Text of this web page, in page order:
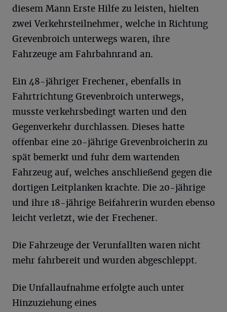
diesem Mann Erste Hilfe zu leisten, hielten
zwei Verkehrsteilnehmer, welche in Richtung
Grevenbroich unterwegs waren, ihre
Fahrzeuge am Fahrbahnrand an.
Ein 48-jähriger Frechener, ebenfalls in
Fahrtrichtung Grevenbroich unterwegs,
musste verkehrsbedingt warten und den
Gegenverkehr durchlassen. Dieses hatte
offenbar eine 20-jährige Grevenbroicherin zu
spät bemerkt und fuhr dem wartenden
Fahrzeug auf, welches anschließend gegen die
dortigen Leitplanken krachte. Die 20-jährige
und ihre 18-jährige Beifahrerin wurden ebenso
leicht verletzt, wie der Frechener.
Die Fahrzeuge der Verunfallten waren nicht
mehr fahrbereit und wurden abgeschleppt.
Die Unfallaufnahme erfolgte auch unter
Hinzuziehung eines